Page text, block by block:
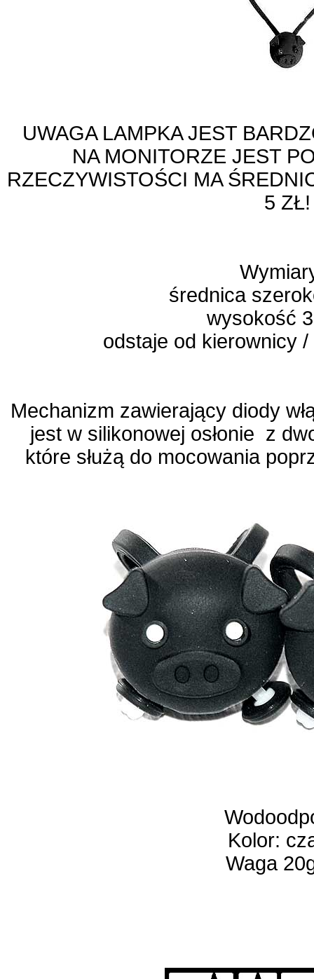
UWAGA LAMPKA JEST
NA MONITORZE JEST
RZECZYWISTOŚCI MA
5 ZŁ!
średnica
wysokość
odstaje od kierownicy
Mechanizm zawierający diody
jest w silikonowej osłonie z
które służą do mocowania
Kolor:
Waga